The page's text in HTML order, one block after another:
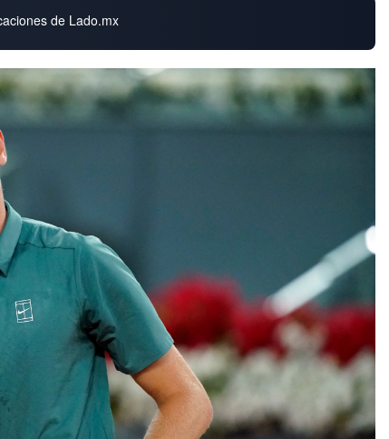
de Lado.mx